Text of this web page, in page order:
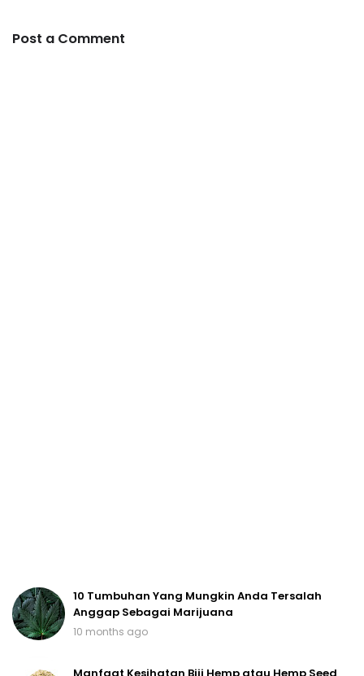
Post a Comment
10 Tumbuhan Yang Mungkin Anda Tersalah
Anggap Sebagai Marijuana
10 months ago